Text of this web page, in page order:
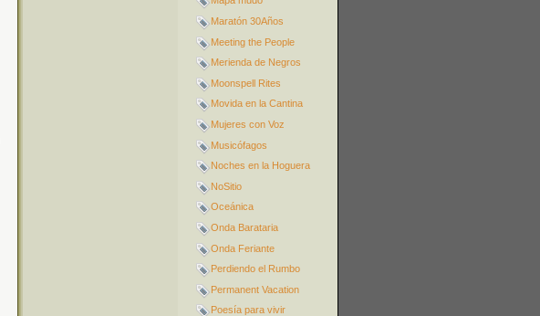
Maratón 30Años
Meeting the People
Merienda de Negros
Moonspell Rites
Movida en la Cantina
Mujeres con Voz
Musicófagos
Noches en la Hoguera
NoSitio
Oceánica
Onda Barataria
Onda Feriante
Perdiendo el Rumbo
Permanent Vacation
Poesía para vivir